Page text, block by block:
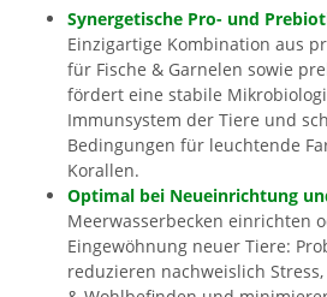
Synergetische Pro- und
Einzigartige Kombination aus
für Fische & Garnelen sowie
fördert eine stabile
Immunsystem der Tiere und
Bedingungen für leuchtende
Korallen.
Optimal bei Neueinrichtung
Meerwasserbecken einrichten
Eingewöhnung neuer Tiere:
reduzieren nachweislich